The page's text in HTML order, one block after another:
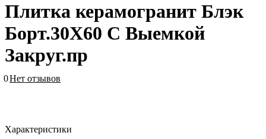
Плитка керамогранит Блэк
Борт.30X60 С Выемкой
Закруг.пр
0Нет отзывов
Характеристики